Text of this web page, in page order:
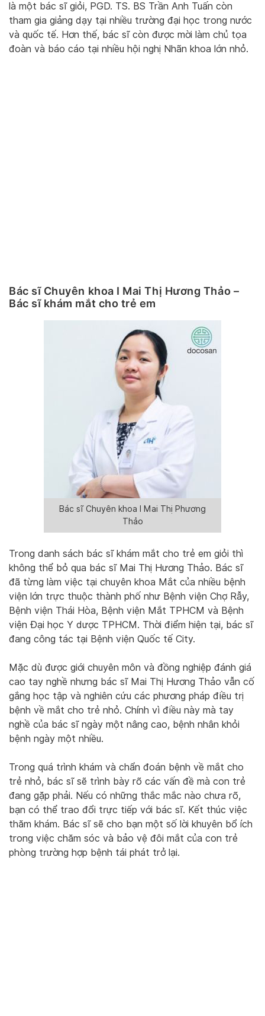
là một bác sĩ giỏi, PGD. TS. BS Trần Anh Tuấn còn
tham gia giảng dạy tại nhiều trường đại học trong nước
và quốc tế. Hơn thế, bác sĩ còn được mời làm chủ tọa
đoàn và báo cáo tại nhiều hội nghị Nhãn khoa lớn nhỏ.
Bác sĩ Chuyên khoa I Mai Thị Hương Thảo –
Bác sĩ khám mắt cho trẻ em
Bác sĩ Chuyên khoa I Mai Thị Phương
Thảo
Trong danh sách bác sĩ khám mắt cho trẻ em giỏi thì
không thể bỏ qua bác sĩ Mai Thị Hương Thảo. Bác sĩ
đã từng làm việc tại chuyên khoa Mắt của nhiều bệnh
viện lớn trực thuộc thành phố như Bệnh viện Chợ Rẫy,
Bệnh viện Thái Hòa, Bệnh viện Mắt TPHCM và Bệnh
viện Đại học Y dược TPHCM. Thời điểm hiện tại, bác sĩ
đang công tác tại Bệnh viện Quốc tế City.
Mặc dù được giới chuyên môn và đồng nghiệp đánh giá
cao tay nghề nhưng bác sĩ Mai Thị Hương Thảo vẫn cố
gắng học tập và nghiên cứu các phương pháp điều trị
bệnh về mắt cho trẻ nhỏ. Chính vì điều này mà tay
nghề của bác sĩ ngày một nâng cao, bệnh nhân khỏi
bệnh ngày một nhiều.
Trong quá trình khám và chẩn đoán bệnh về mắt cho
trẻ nhỏ, bác sĩ sẽ trình bày rõ các vấn đề mà con trẻ
đang gặp phải. Nếu có những thắc mắc nào chưa rõ,
bạn có thể trao đổi trực tiếp với bác sĩ. Kết thúc việc
thăm khám. Bác sĩ sẽ cho bạn một số lời khuyên bổ ích
trong việc chăm sóc và bảo vệ đôi mắt của con trẻ
phòng trường hợp bệnh tái phát trở lại.